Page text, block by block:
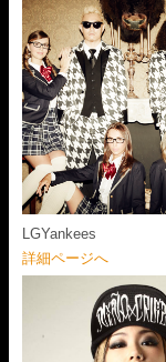
LGYankees
詳細ページへ